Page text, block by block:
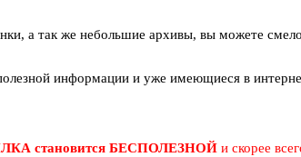
а так же небольшие архивы, вы можете
информации и уже имеющиеся в
становится БЕСПОЛЕЗНОЙ и скорее